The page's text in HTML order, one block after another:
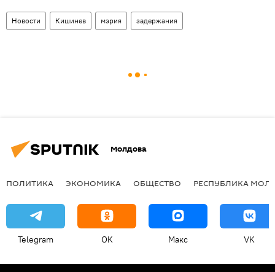
Новости Кишинев мэрия задержания
Молдова
ПОЛИТИКА ЭКОНОМИКА ОБЩЕСТВО РЕСПУБЛИКА
Telegram OK Макс VK